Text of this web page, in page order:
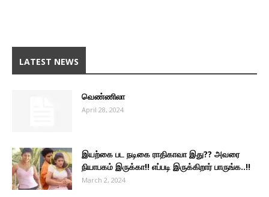
LATEST NEWS
வெண்ணிலா
April 28, 2024
இயற்கை பட நடிகை ராதிகாவா இது?? அவரை
நியாபகம் இருக்கா!! எப்படி இருக்கிறார் பாருங்க..!!
March 2, 2024